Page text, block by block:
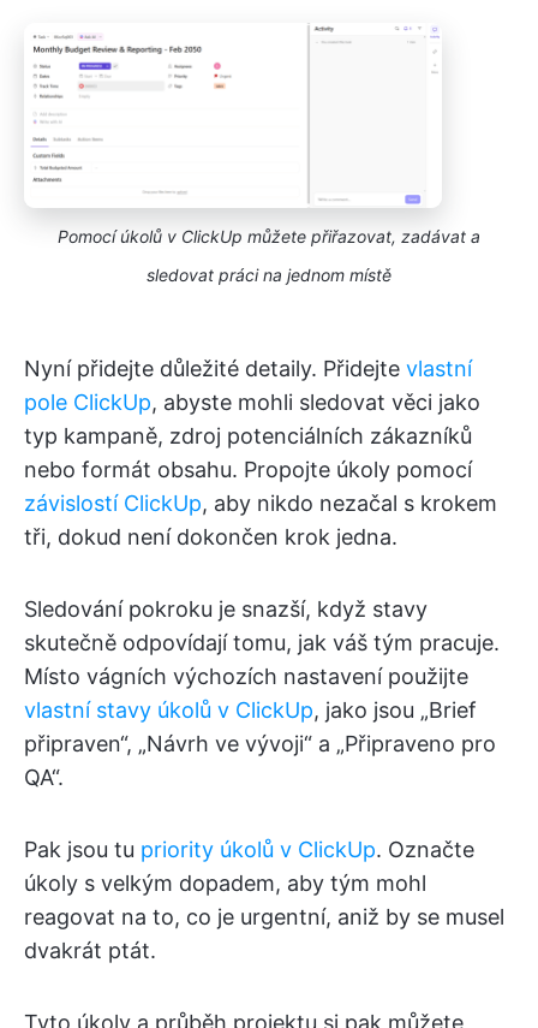
Pomocí úkolů v ClickUp můžete přiřazovat, zadávat a
sledovat práci na jednom místě
Nyní přidejte důležité detaily. Přidejte vlastní
pole ClickUp, abyste mohli sledovat věci jako
typ kampaně, zdroj potenciálních zákazníků
nebo formát obsahu. Propojte úkoly pomocí
závislostí ClickUp, aby nikdo nezačal s krokem
tři, dokud není dokončen krok jedna.
Sledování pokroku je snazší, když stavy
skutečně odpovídají tomu, jak váš tým pracuje.
Místo vágních výchozích nastavení použijte
vlastní stavy úkolů v ClickUp, jako jsou „Brief
připraven“, „Návrh ve vývoji“ a „Připraveno pro
QA“.
Pak jsou tu priority úkolů v ClickUp. Označte
úkoly s velkým dopadem, aby tým mohl
reagovat na to, co je urgentní, aniž by se musel
dvakrát ptát.